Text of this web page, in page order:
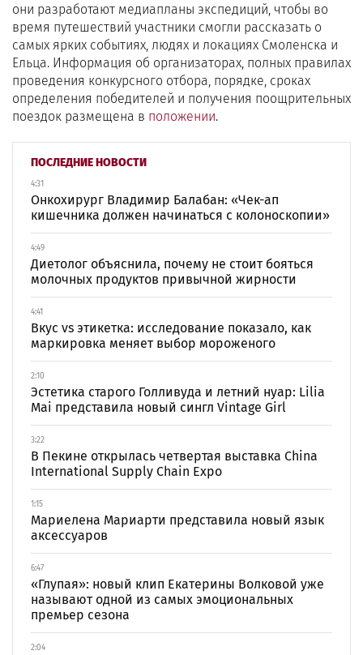
ПОСЛЕДНИЕ НОВОСТИ
4:31
Онкохирург Владимир Балабан: «Чек-ап
кишечника должен начинаться с колоноскопии»
4:49
Диетолог объяснила, почему не стоит бояться
молочных продуктов привычной жирности
4:41
Вкус vs этикетка: исследование показало, как
маркировка меняет выбор мороженого
2:10
Эстетика старого Голливуда и летний нуар: Lilia
Mai представила новый сингл Vintage Girl
3:22
В Пекине открылась четвертая выставка China
International Supply Chain Expo
1:15
Мариелена Мариарти представила новый язык
аксессуаров
6:47
«Глупая»: новый клип Екатерины Волковой уже
называют одной из самых эмоциональных
премьер сезона
2:04
они разработают медиапланы экспедиций, чтобы во
время путешествий участники смогли рассказать о
самых ярких событиях, людях и локациях Смоленска и
Ельца. Информация об организаторах, полных правилах
проведения конкурсного отбора, порядке, сроках
определения победителей и получения поощрительных
поездок размещена в положении.